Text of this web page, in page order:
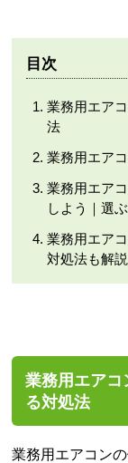
目次
業務用エア
法
業務用エア
業務用エア
しよう｜選
業務用エア
対処法も解
業務用エアコ
る対処法
業務用エアコン